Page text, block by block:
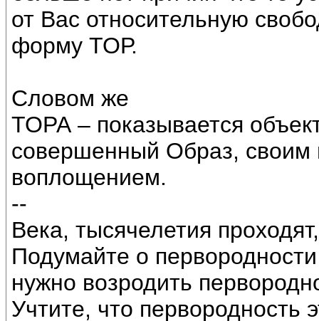
от Вас относительную
форму ТОР.
Словом же
ТОРА – показывается
совершенный Образ,
воплощением.
--
Века, тысячелетия
Подумайте о
нужно возродить
Учтите, что